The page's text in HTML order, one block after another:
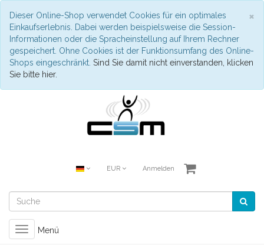
×
Dieser Online-Shop verwendet Cookies für ein optimales
Einkaufserlebnis. Dabei werden beispielsweise die Session-
Informationen oder die Spracheinstellung auf Ihrem Rechner
gespeichert. Ohne Cookies ist der Funktionsumfang des Online-
Shops eingeschränkt. Sind Sie damit nicht einverstanden, klicken
Sie bitte hier.
EUR Anmelden
Toggle
navigation
Menü